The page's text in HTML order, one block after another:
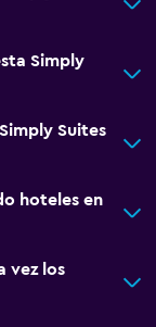
Simply
Suites
hoteles en
vez los